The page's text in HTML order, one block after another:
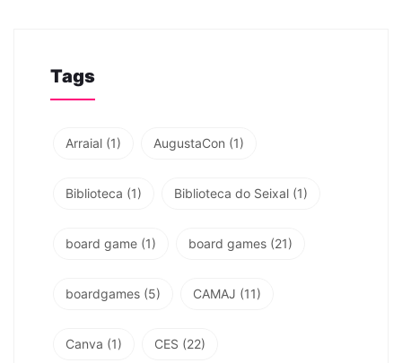
Tags
Arraial (1) AugustaCon (1)
Biblioteca (1) Biblioteca do Seixal (1)
board game (1) board games (21)
boardgames (5) CAMAJ (11)
Canva (1) CES (22)